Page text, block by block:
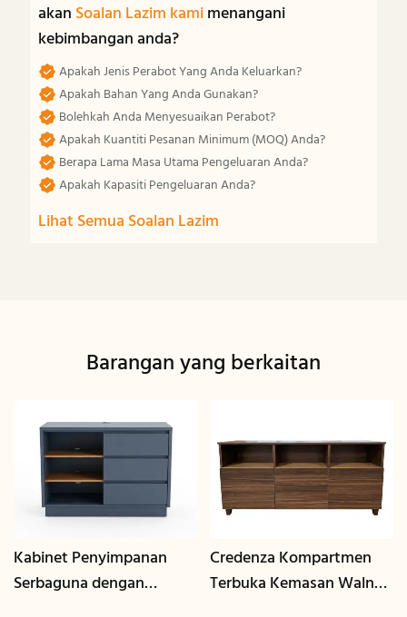
akan Soalan Lazim kamimenangani
kebimbangan anda?
Apakah Jenis Perabot Yang Anda Keluarkan?
Apakah Bahan Yang Anda Gunakan?
Bolehkah Anda Menyesuaikan Perabot?
Apakah Kuantiti Pesanan Minimum (MOQ) Anda?
Berapa Lama Masa Utama Pengeluaran Anda?
Apakah Kapasiti Pengeluaran Anda?
Lihat Semua Soalan Lazim
Barangan yang berkaitan
Kabinet Penyimpanan
Serbaguna dengan
Credenza Kompartmen
Terbuka Kemasan Walnut